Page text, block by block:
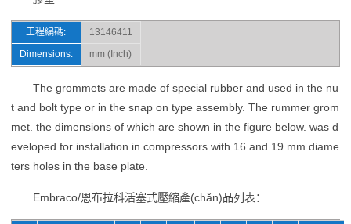
工程編碼:
13146411
Dimensions:
mm (Inch)
The grommets are made of special rubber and used in the nu
t and bolt type or in the snap on type assembly. The rummer grom
met. the dimensions of which are shown in the figure below. was d
eveloped for installation in compressors with 16 and 19 mm diame
ters holes in the base plate.
Embraco/恩布拉科活塞式壓縮產(chǎn)品列表：